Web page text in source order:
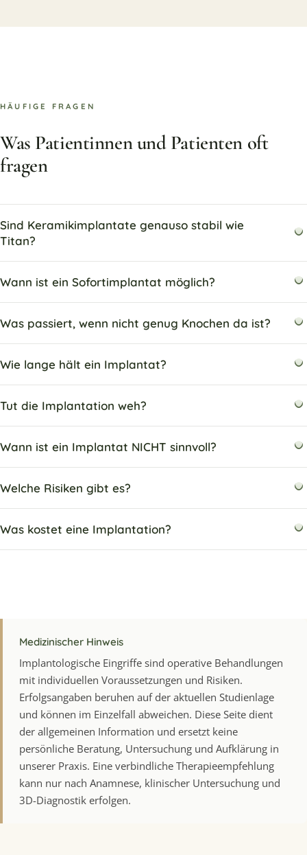
HÄUFIGE FRAGEN
Was Patientinnen und Patienten oft
fragen
Sind Keramikimplantate genauso stabil wie
Titan?
Wann ist ein Sofortimplantat möglich?
Was passiert, wenn nicht genug Knochen da ist?
Wie lange hält ein Implantat?
Tut die Implantation weh?
Wann ist ein Implantat NICHT sinnvoll?
Welche Risiken gibt es?
Was kostet eine Implantation?
Medizinischer Hinweis
Implantologische Eingriffe sind operative Behandlungen
mit individuellen Voraussetzungen und Risiken.
Erfolgsangaben beruhen auf der aktuellen Studienlage
und können im Einzelfall abweichen. Diese Seite dient
der allgemeinen Information und ersetzt keine
persönliche Beratung, Untersuchung und Aufklärung in
unserer Praxis. Eine verbindliche Therapieempfehlung
kann nur nach Anamnese, klinischer Untersuchung und
3D-Diagnostik erfolgen.